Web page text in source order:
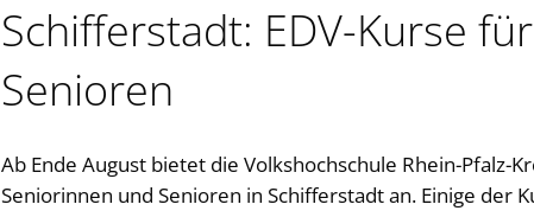
Schifferstadt: EDV-Kurse
Senioren
Ab Ende August bietet die Volkshochschule Rhein-Pfalz-
Seniorinnen und Senioren in Schifferstadt an. Einige der